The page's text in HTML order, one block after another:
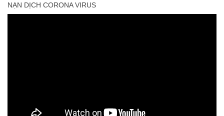
NẠN DỊCH CORONA VIRUS